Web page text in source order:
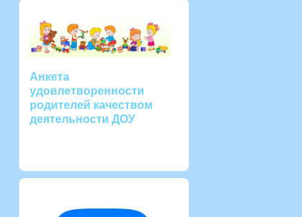
Анкета
удовлетворенности
родителей качеством
деятельности ДОУ